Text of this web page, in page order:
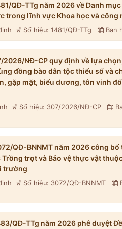
QĐ-TTg năm 2026 về Danh
trong lĩnh vực Khoa học và
Số hiệu: 1481/QĐ-TTg Ban
2026/NĐ-CP quy định về lựa
đồng bào dân tộc thiểu số và
gặp mặt, biểu dương, tôn vinh
Số hiệu: 307/2026/NĐ-CP
QĐ-BNNMT năm 2026 công
trọt và Bảo vệ thực vật
trường
Số hiệu: 3072/QĐ-BNNMT
QĐ-TTg năm 2026 phê duyệt